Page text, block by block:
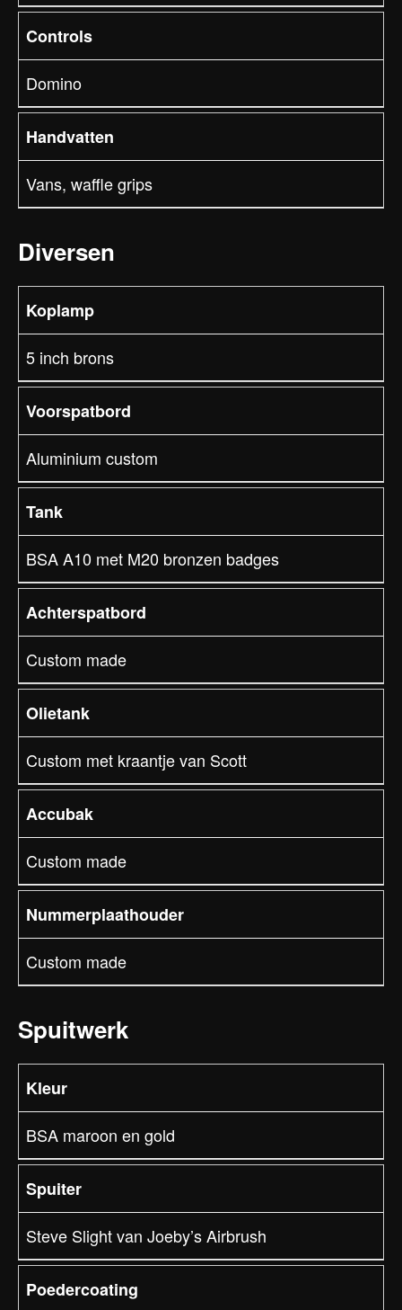
Controls
Domino
Handvatten
Vans, waffle grips
Diversen
Koplamp
5 inch brons
Voorspatbord
Aluminium custom
Tank
BSA A10 met M20 bronzen badges
Achterspatbord
Custom made
Olietank
Custom met kraantje van Scott
Accubak
Custom made
Nummerplaathouder
Custom made
Spuitwerk
Kleur
BSA maroon en gold
Spuiter
Steve Slight van Joeby’s Airbrush
Poedercoating